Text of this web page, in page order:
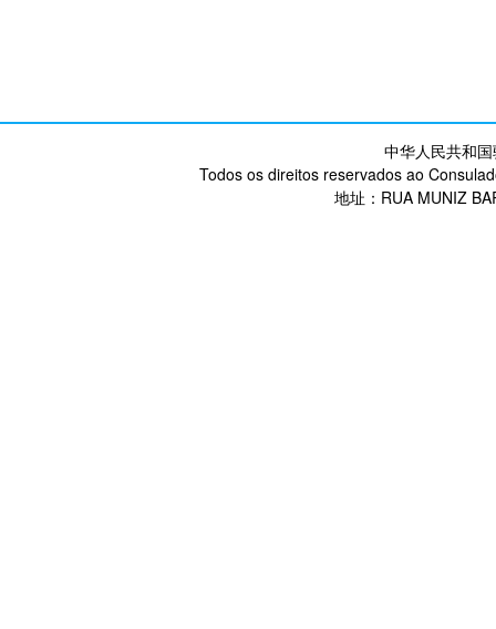
中华人民共和
Todos os direitos reservados ao
地址：RUA MUNIZ